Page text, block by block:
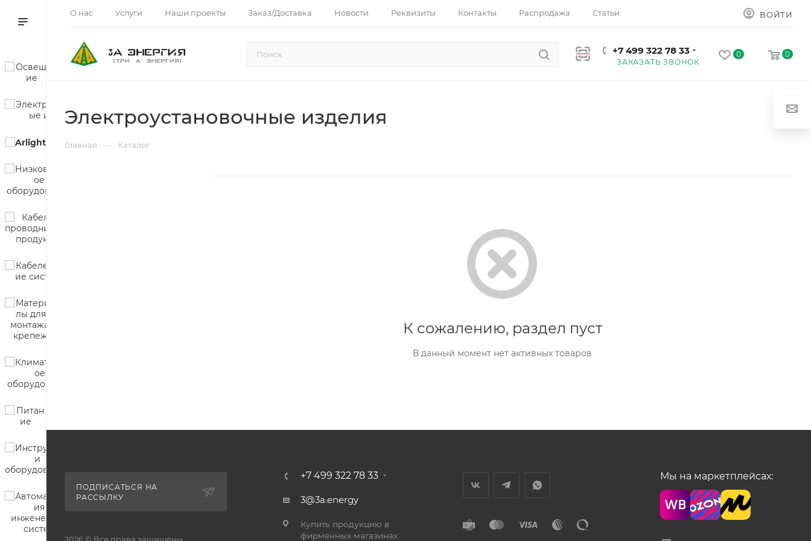
О нас Услуги Наши проекты Заказ/Доставка Новости Реквизиты Контакты Распродажа Статьи ВОЙТИ
+7 499 322 78 33
ЗАКАЗАТЬ ЗВОНОК
0 0
Электроустановочные изделия
Главная — Каталог
К сожалению, раздел пуст
В данный момент нет активных товаров
ПОДПИСАТЬСЯ НА
РАССЫЛКУ
+7 499 322 78 33
3@3a.energy
Купить продукцию в
фирменных магазинах:
Мы на маркетплейсах: